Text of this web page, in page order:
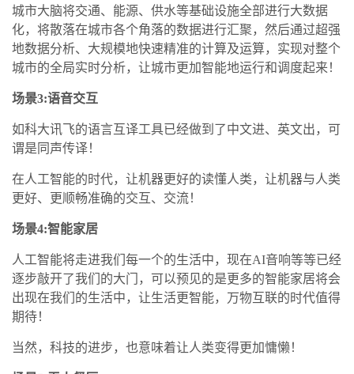
城市大脑将交通、能源、供水等基础设施全部进行大数据
化，将散落在城市各个角落的数据进行汇聚，然后通过超强
地数据分析、大规模地快速精准的计算及运算，实现对整个
城市的全局实时分析，让城市更加智能地运行和调度起来！
场景3:语音交互
如科大讯飞的语言互译工具已经做到了中文进、英文出，可
谓是同声传译！
在人工智能的时代，让机器更好的读懂人类，让机器与人类
更好、更顺畅准确的交互、交流！
场景4:智能家居
人工智能将走进我们每一个的生活中，现在AI音响等等已经
逐步敲开了我们的大门，可以预见的是更多的智能家居将会
出现在我们的生活中，让生活更智能，万物互联的时代值得
期待！
当然，科技的进步，也意味着让人类变得更加慵懒！